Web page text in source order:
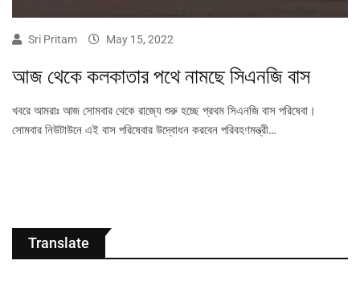
Sri Pritam May 15, 2022
আজ থেকে কলকাতার পথে নামছে সিএনজি বাস
খবরে আমরাঃ আজ সোমবার থেকে রাজ্যে শুরু হচ্ছে প্রথম সিএনজি বাস পরিষেবা।
সোমবার নিউটাউনে এই বাস পরিষেবার উদ্বোধন করবেন পরিবহণমন্ত্রী…
Translate